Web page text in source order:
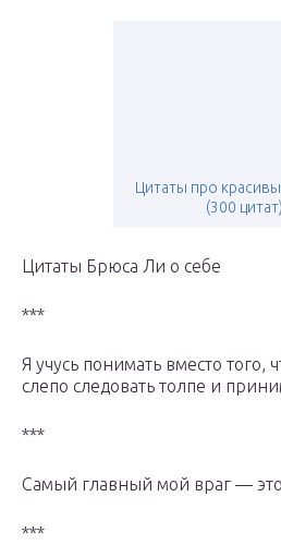
Цитаты про
(300 цитат)
Цитаты Брюса Ли о себе
***
Я учусь понимать вместо того,
слепо следовать толпе и
***
Самый главный мой враг —
***